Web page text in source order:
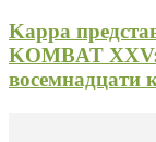
Kappa
KOMBAT XXV:
восемнадцати